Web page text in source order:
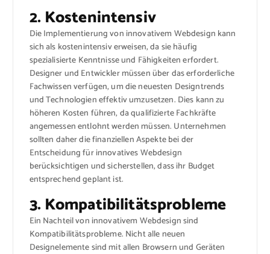
2. Kostenintensiv
Die Implementierung von innovativem Webdesign kann
sich als kostenintensiv erweisen, da sie häufig
spezialisierte Kenntnisse und Fähigkeiten erfordert.
Designer und Entwickler müssen über das erforderliche
Fachwissen verfügen, um die neuesten Designtrends
und Technologien effektiv umzusetzen. Dies kann zu
höheren Kosten führen, da qualifizierte Fachkräfte
angemessen entlohnt werden müssen. Unternehmen
sollten daher die finanziellen Aspekte bei der
Entscheidung für innovatives Webdesign
berücksichtigen und sicherstellen, dass ihr Budget
entsprechend geplant ist.
3. Kompatibilitätsprobleme
Ein Nachteil von innovativem Webdesign sind
Kompatibilitätsprobleme. Nicht alle neuen
Designelemente sind mit allen Browsern und Geräten